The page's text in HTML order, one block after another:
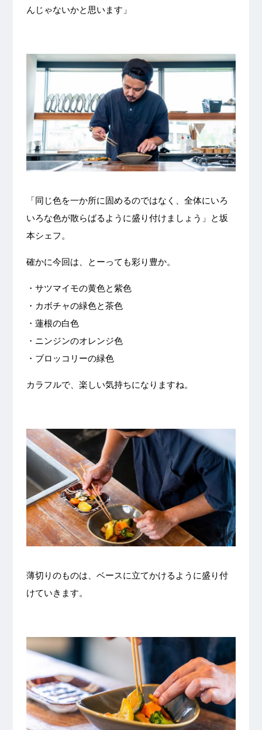
んじゃないかと思います」
「同じ色を一か所に固めるのではなく、全体にいろ
いろな色が散らばるように盛り付けましょう」と坂
本シェフ。
確かに今回は、とーっても彩り豊か。
・サツマイモの黄色と紫色
・カボチャの緑色と茶色
・蓮根の白色
・ニンジンのオレンジ色
・ブロッコリーの緑色
カラフルで、楽しい気持ちになりますね。
薄切りのものは、ベースに立てかけるように盛り付
けていきます。